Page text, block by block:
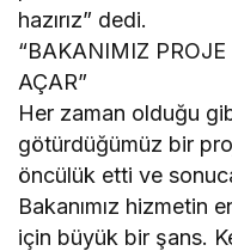
hazırız” dedi.
“BAKANIMIZ
AÇAR”
Her zaman olduğu
götürdüğümüz bir
öncülük etti ve
Bakanımız hizmetin
için büyük bir şans.